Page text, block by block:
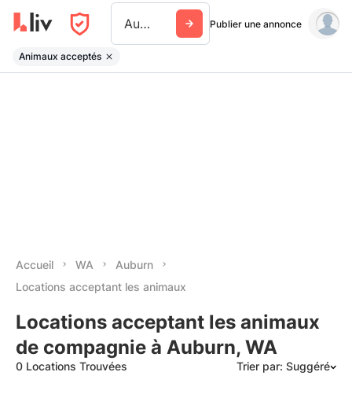
Auburn Wa Publier une annonce
Animaux acceptés
Accueil WA
Auburn
Locations acceptant les animaux
Locations acceptant les animaux
de compagnie à Auburn, WA
0 Locations Trouvées Trier par: Suggéré